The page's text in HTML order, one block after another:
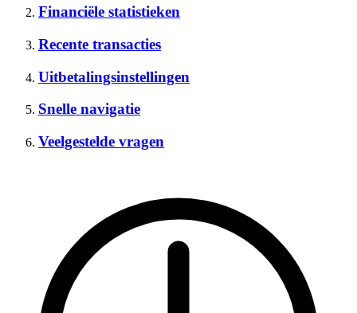
Financiële statistieken
Recente transacties
Uitbetalingsinstellingen
Snelle navigatie
Veelgestelde vragen